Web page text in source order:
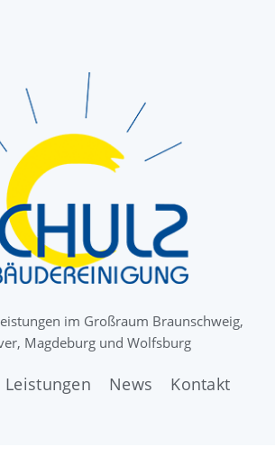
im Großraum Braunschweig,
Magdeburg und Wolfsburg
Leistungen News Kontakt